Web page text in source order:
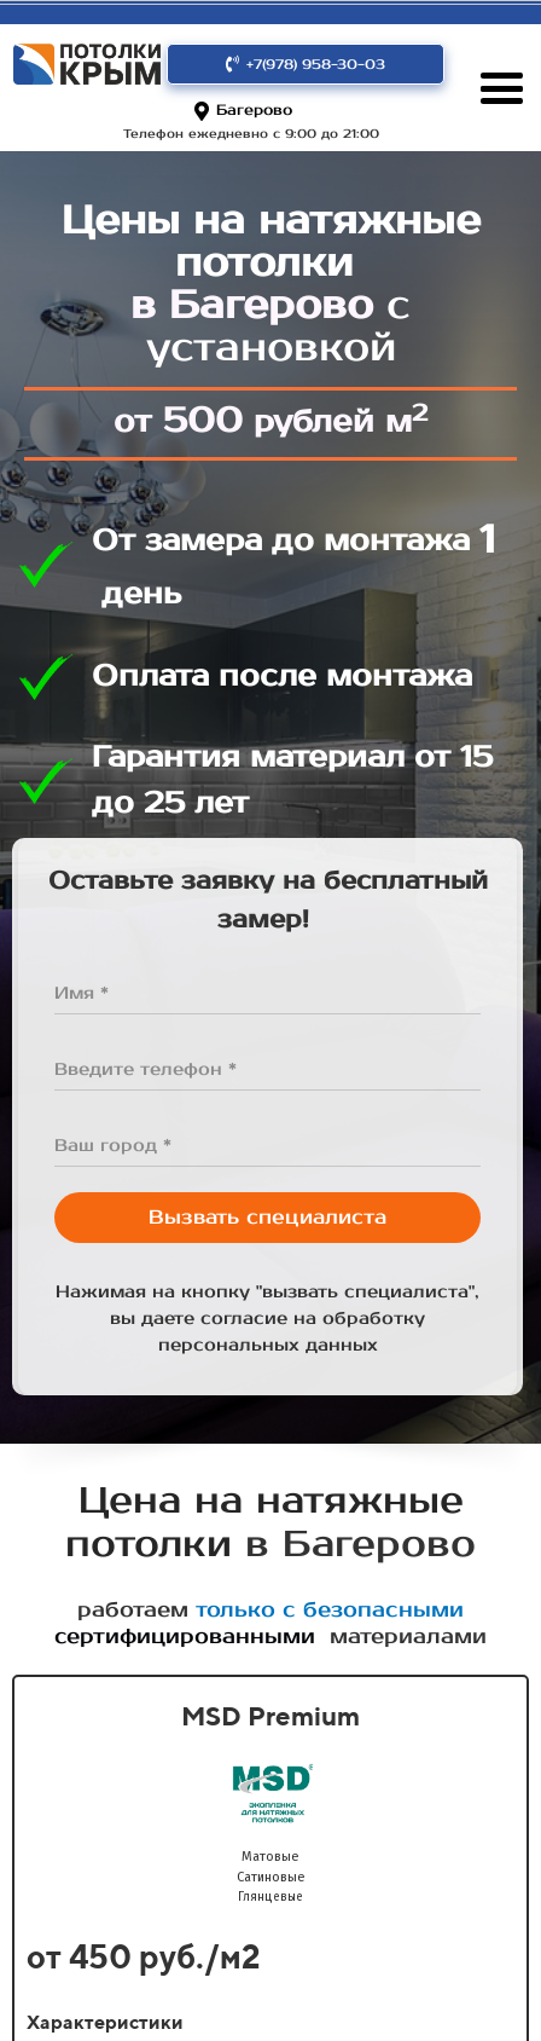
+7(978) 958-30-03
Багерово
Телефон ежедневно с 9:00 до 21:00
Цены на натяжные
потолки
в Багеровос
установкой
от 500 рублей м2
От замера до монтажа 1
день
Оплата после монтажа
Гарантия материал от 15
до 25 лет
Оставьте заявку на бесплатный
замер!
Имя *
Введите телефон *
Ваш город *
Вызвать специалиста
Нажимая на кнопку "вызвать специалиста",
вы даете согласие на обработку
персональных данных
Цена на натяжные
потолки в Багерово
работаем только с безопасными
сертифицированными
материалами
MSD Premium
Матовые
Сатиновые
Глянцевые
от 450 руб./м2
Характеристики